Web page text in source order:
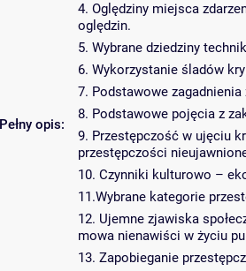
Pełny opis:
4. Oględziny miejsca
oględzin.
5. Wybrane dziedziny
6. Wykorzystanie śladów
7. Podstawowe
8. Podstawowe pojęcia z
9. Przestępczość w ujęciu
przestępczości
10. Czynniki kulturowo –
11.Wybrane kategorie
12. Ujemne zjawiska
mowa nienawiści w życiu
13. Zapobieganie